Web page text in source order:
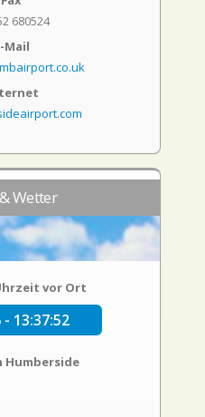
680524
Mail
Wetter
vor Ort
- 13:37:53